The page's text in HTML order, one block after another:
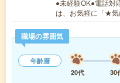
●未経験OK●電話対
は、お気軽に「★
職場の雰囲気
年齢層
20代
30